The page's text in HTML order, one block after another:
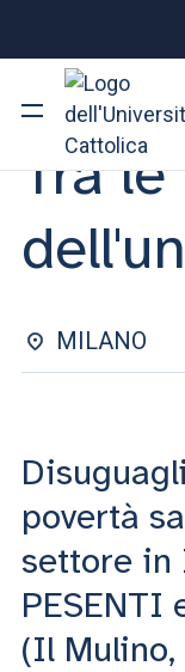
Ateneo
Corsi di
Ricerca
Facoltà e
SEI UNO STUDENTE
SEI UN DOCENTE O UN
ACCEDI A
Eventi Milano
PRESENTAZIONE
Tra
MILANO
povertà
settore in
PESENTI
(Il